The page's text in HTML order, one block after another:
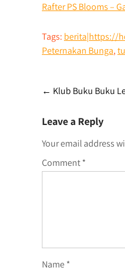
Rafter PS Blooms –
Tags: berita|https://
Peternakan Bunga,
Post
navigation
← Klub Buku Buku
Leave a Reply
Your email address
Comment*
Name*